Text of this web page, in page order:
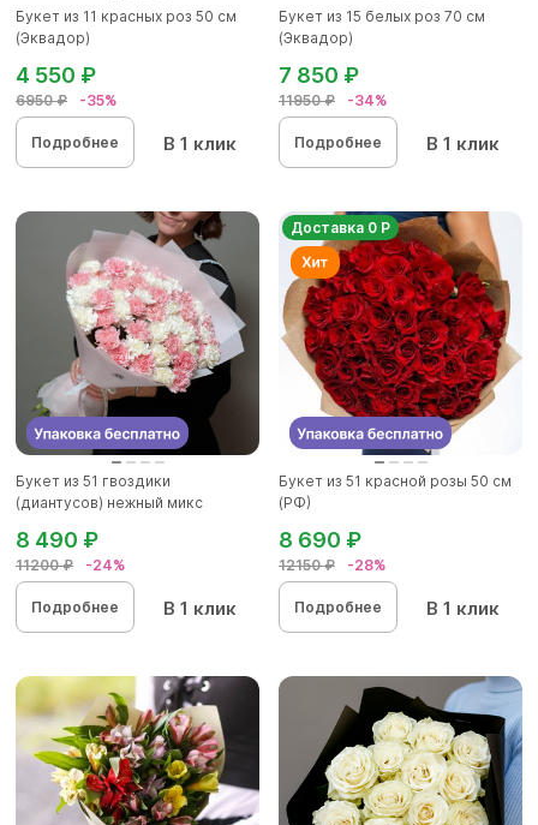
Букет из 11 красных роз 50 см
(Эквадор)
6950 ₽ -35%
4 550 ₽
Подробнее В 1 клик
Букет из 15 белых роз 70 см
(Эквадор)
11950 ₽ -34%
7 850 ₽
Подробнее В 1 клик
Букет из 51 гвоздики
(диантусов) нежный микс
11200 ₽ -24%
8 490 ₽
Подробнее В 1 клик
Доставка 0 Р
Букет из 51 красной розы 50 см
(РФ)
12150 ₽ -28%
8 690 ₽
Подробнее В 1 клик